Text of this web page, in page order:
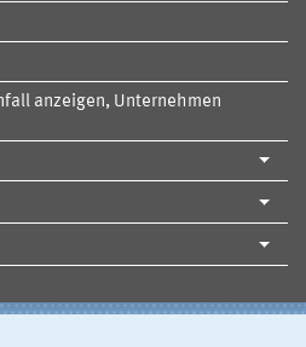
anzeigen, Unternehmen